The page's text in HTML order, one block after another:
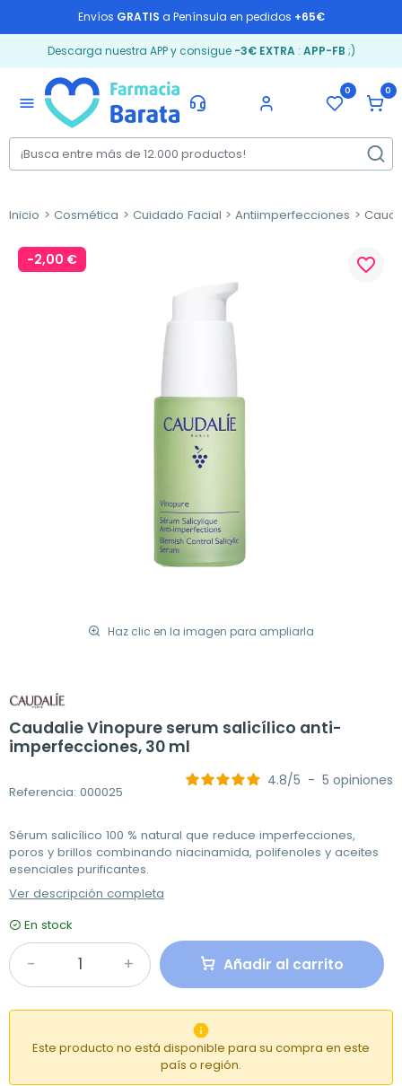
Envíos GRATIS a Península en pedidos +65€
Descarga nuestra APP y consigue -3€ EXTRA: APP-FB ;)
menu
0 0
Inicio Cosmética Cuidado Facial Antiimperfecciones
-2,00 €
Haz clic en la imagen para ampliarla
favorite_border
Caudalie Vinopure serum salicílico anti-
imperfecciones, 30 ml
Referencia: 000025
4.8/5 - 5 opiniones
Sérum salicílico 100 % natural que reduce imperfecciones,
poros y brillos combinando niacinamida, polifenoles y aceites
esenciales purificantes.
Ver descripción completa
En stock
Añadir al carrito

Este producto no está disponible para su compra en este
país o región.